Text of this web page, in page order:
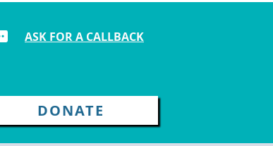
ASK FOR A CALLBACK
DONATE